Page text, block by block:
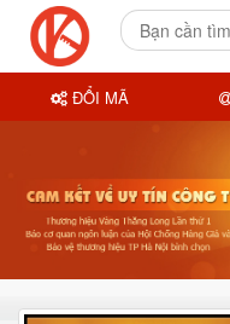
ĐỔI MÃ